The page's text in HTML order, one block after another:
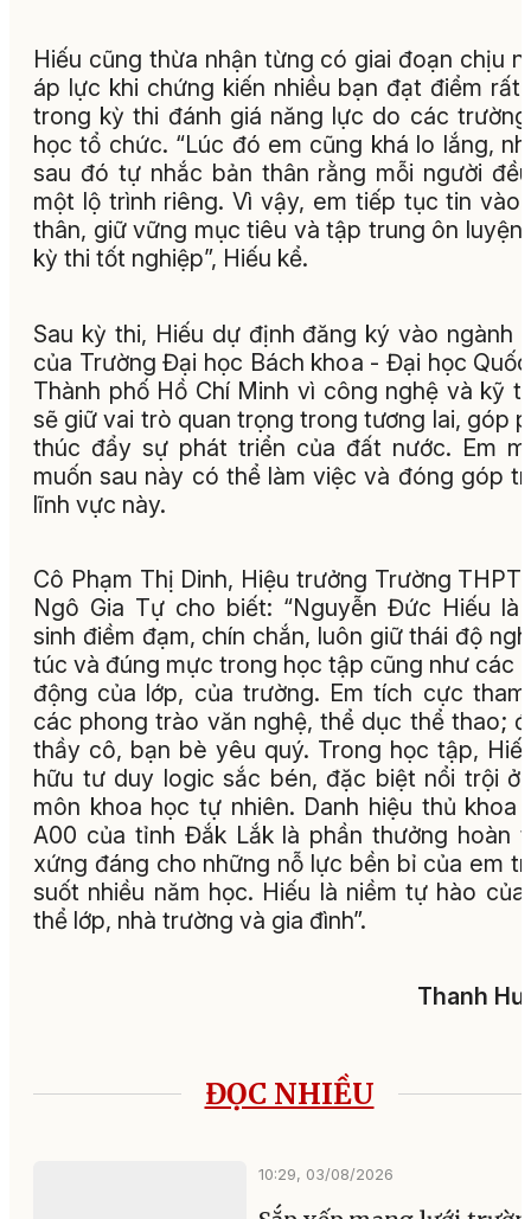
Hiếu cũng thừa nhận từng có giai đoạn chịu
áp lực khi chứng kiến nhiều bạn đạt điểm rất
trong kỳ thi đánh giá năng lực do các
học tổ chức. “Lúc đó em cũng khá lo lắng,
sau đó tự nhắc bản thân rằng mỗi người
một lộ trình riêng. Vì vậy, em tiếp tục tin vào
thân, giữ vững mục tiêu và tập trung ôn luyện
kỳ thi tốt nghiệp”, Hiếu kể.
Sau kỳ thi, Hiếu dự định đăng ký vào ngành
của Trường Đại học Bách khoa - Đại học
Thành phố Hồ Chí Minh vì công nghệ và kỹ
sẽ giữ vai trò quan trọng trong tương lai, góp
thúc đẩy sự phát triển của đất nước. Em
muốn sau này có thể làm việc và đóng góp
lĩnh vực này.
Cô Phạm Thị Dinh, Hiệu trưởng Trường THPT
Ngô Gia Tự cho biết: “Nguyễn Đức Hiếu là
sinh điềm đạm, chín chắn, luôn giữ thái độ
túc và đúng mực trong học tập cũng như các
động của lớp, của trường. Em tích cực
các phong trào văn nghệ, thể dục thể thao;
thầy cô, bạn bè yêu quý. Trong học tập,
hữu tư duy logic sắc bén, đặc biệt nổi trội ở
môn khoa học tự nhiên. Danh hiệu thủ khoa
A00 của tỉnh Đắk Lắk là phần thưởng hoàn
xứng đáng cho những nỗ lực bền bỉ của em
suốt nhiều năm học. Hiếu là niềm tự hào
thể lớp, nhà trường và gia đình”.
Thanh
ĐỌC NHIỀU
10:29, 03/08/2026